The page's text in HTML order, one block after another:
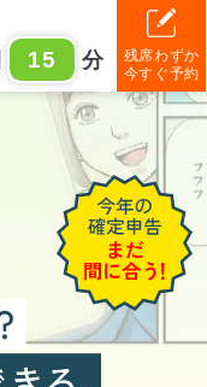
15 分
残席わずか
今すぐ予約